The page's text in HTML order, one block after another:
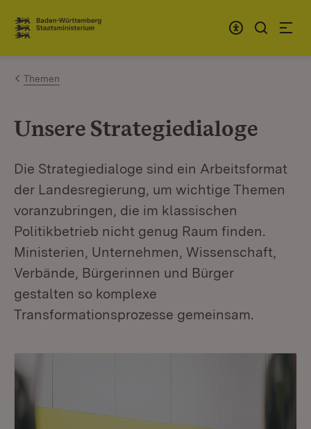
Zum Inhalt springen
Link zur Startseite
Themen
Unsere Strategiedialoge
Die Strategiedialoge sind ein Arbeitsformat
der Landesregierung, um wichtige Themen
voranzubringen, die im klassischen
Politikbetrieb nicht genug Raum finden.
Ministerien, Unternehmen, Wissenschaft,
Verbände, Bürgerinnen und Bürger
gestalten so komplexe
Transformationsprozesse gemeinsam.